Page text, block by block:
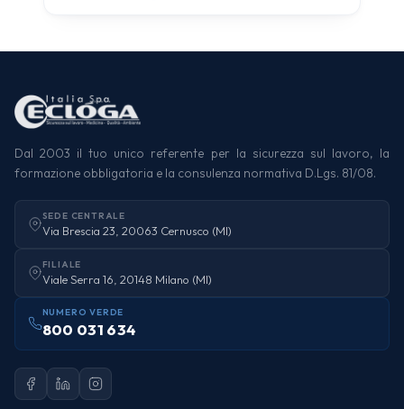
Dal 2003 il tuo unico referente per la sicurezza sul lavoro, la
formazione obbligatoria e la consulenza normativa D.Lgs. 81/08.
SEDE CENTRALE
Via Brescia 23, 20063 Cernusco (MI)
FILIALE
Viale Serra 16, 20148 Milano (MI)
NUMERO VERDE
800 031 634